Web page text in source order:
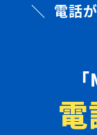
＼ 電話